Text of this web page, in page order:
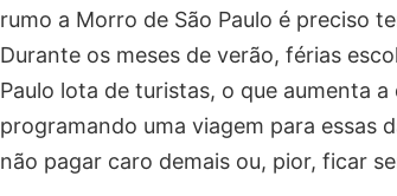
rumo a Morro de São Paulo é preciso
Durante os meses de verão, férias
Paulo lota de turistas, o que aumenta
programando uma viagem para essas
não pagar caro demais ou, pior, ficar